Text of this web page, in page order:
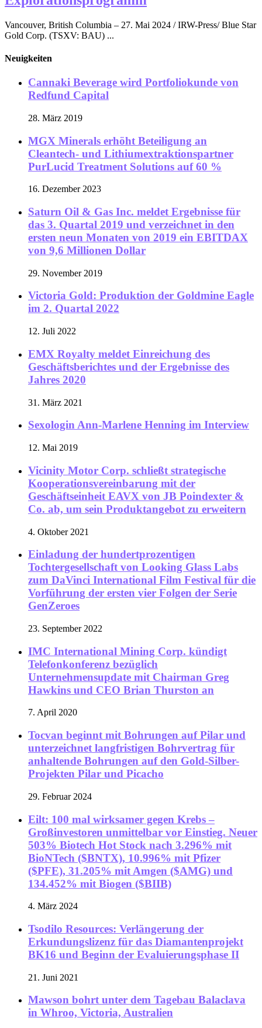
Vancouver, British Columbia – 27. Mai 2024 / IRW-Press/ Blue Star
Gold Corp. (TSXV: BAU) ...
Neuigkeiten
Cannaki Beverage wird Portfoliokunde von
Redfund Capital
28. März 2019
MGX Minerals erhöht Beteiligung an
Cleantech- und Lithiumextraktionspartner
PurLucid Treatment Solutions auf 60 %
16. Dezember 2023
Saturn Oil & Gas Inc. meldet Ergebnisse für
das 3. Quartal 2019 und verzeichnet in den
ersten neun Monaten von 2019 ein EBITDAX
von 9,6 Millionen Dollar
29. November 2019
Victoria Gold: Produktion der Goldmine Eagle
im 2. Quartal 2022
12. Juli 2022
EMX Royalty meldet Einreichung des
Geschäftsberichtes und der Ergebnisse des
Jahres 2020
31. März 2021
Sexologin Ann-Marlene Henning im Interview
12. Mai 2019
Vicinity Motor Corp. schließt strategische
Kooperationsvereinbarung mit der
Geschäftseinheit EAVX von JB Poindexter &
Co. ab, um sein Produktangebot zu erweitern
4. Oktober 2021
Einladung der hundertprozentigen
Tochtergesellschaft von Looking Glass Labs
zum DaVinci International Film Festival für die
Vorführung der ersten vier Folgen der Serie
GenZeroes
23. September 2022
IMC International Mining Corp. kündigt
Telefonkonferenz bezüglich
Unternehmensupdate mit Chairman Greg
Hawkins und CEO Brian Thurston an
7. April 2020
Tocvan beginnt mit Bohrungen auf Pilar und
unterzeichnet langfristigen Bohrvertrag für
anhaltende Bohrungen auf den Gold-Silber-
Projekten Pilar und Picacho
29. Februar 2024
Eilt: 100 mal wirksamer gegen Krebs –
Großinvestoren unmittelbar vor Einstieg. Neuer
503% Biotech Hot Stock nach 3.296% mit
BioNTech ($BNTX), 10.996% mit Pfizer
($PFE), 31.205% mit Amgen ($AMG) und
134.452% mit Biogen ($BIIB)
4. März 2024
Tsodilo Resources: Verlängerung der
Erkundungslizenz für das Diamantenprojekt
BK16 und Beginn der Evaluierungsphase II
21. Juni 2021
Mawson bohrt unter dem Tagebau Balaclava
in Whroo, Victoria, Australien